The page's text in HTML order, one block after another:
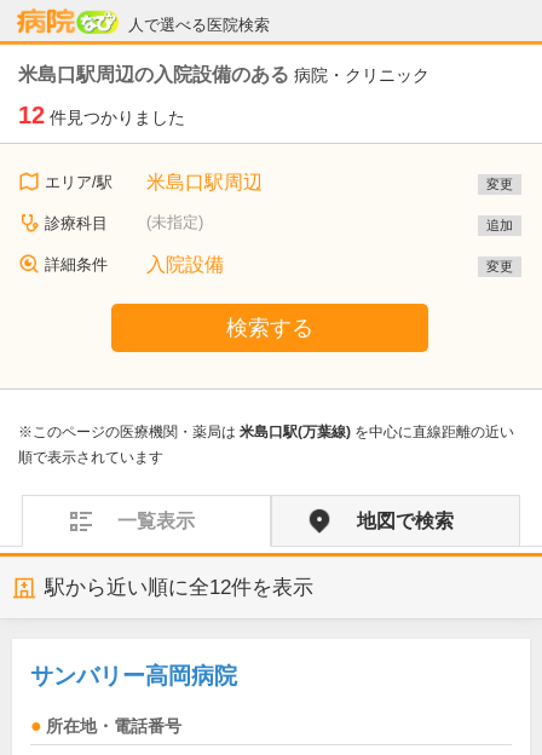
人で選べる医院検索
病院なび
米島口駅周辺の入院設備のある 病院・クリニック
12 件見つかりました
エリア/駅 米島口駅周辺 変更
診療科目 (未指定) 追加
詳細条件 入院設備 変更
検索する
※このページの医療機関・薬局は 米島口駅(万葉線) を中心に直線距離の近い
順で表示されています
一覧表示 地図で検索
駅から近い順に全12件を表示
サンバリー高岡病院
所在地・電話番号